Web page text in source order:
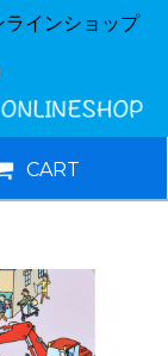
インショップ
CART